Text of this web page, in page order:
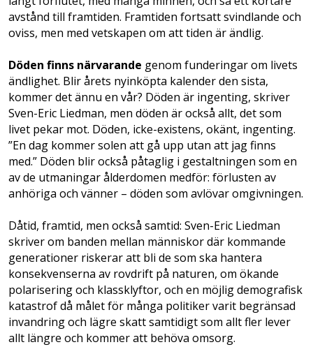
avstånd till framtiden. Framtiden fortsatt svindlande och
oviss, men med vetskapen om att tiden är ändlig.
Döden finns närvarande genom funderingar om livets
ändlighet. Blir årets nyinköpta kalender den sista,
kommer det ännu en vår? Döden är ingenting, skriver
Sven-Eric Liedman, men döden är också allt, det som
livet pekar mot. Döden, icke-existens, okänt, ingenting.
”En dag kommer solen att gå upp utan att jag finns
med.” Döden blir också påtaglig i gestaltningen som en
av de utmaningar ålderdomen medför: förlusten av
anhöriga och vänner – döden som avlövar omgivningen.
Dåtid, framtid, men också samtid: Sven-Eric Liedman
skriver om banden mellan människor där kommande
generationer riskerar att bli de som ska hantera
konsekvenserna av rovdrift på naturen, om ökande
polarisering och klassklyftor, och en möjlig demografisk
katastrof då målet för många politiker varit begränsad
invandring och lägre skatt samtidigt som allt fler lever
allt längre och kommer att behöva omsorg.